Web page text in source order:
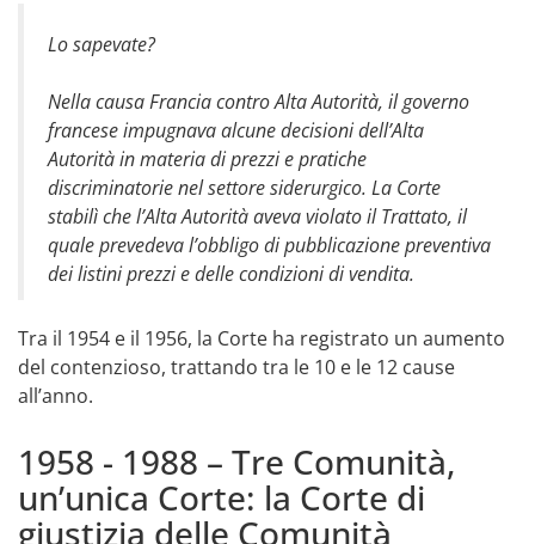
Lo sapevate?
Nella causaFrancia contro Alta Autorità, il governo
francese impugnava alcune decisioni dell’Alta
Autorità in materia di prezzi e pratiche
discriminatorie nel settore siderurgico. La Corte
stabilì che l’Alta Autorità aveva violato il Trattato, il
quale prevedeva l’obbligo di pubblicazione preventiva
dei listini prezzi e delle condizioni di vendita.
Tra il 1954 e il 1956, la Corte ha registrato un aumento
del contenzioso, trattando tra le 10 e le 12 cause
all’anno.
1958 - 1988 – Tre Comunità,
un’unica Corte: la Corte di
giustizia delle Comunità